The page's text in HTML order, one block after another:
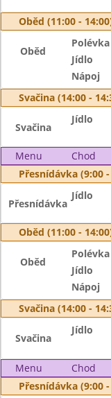
Oběd (11:00 -
Oběd
Polévka
Jídlo
Nápoj
Svačina (14:00 -
Svačina
Jídlo
Menu Chod
Přesnídávka (9:00
Přesnídávka
Jídlo
Oběd (11:00 -
Oběd
Polévka
Jídlo
Nápoj
Svačina (14:00 -
Svačina
Jídlo
Menu Chod
Přesnídávka (9:00